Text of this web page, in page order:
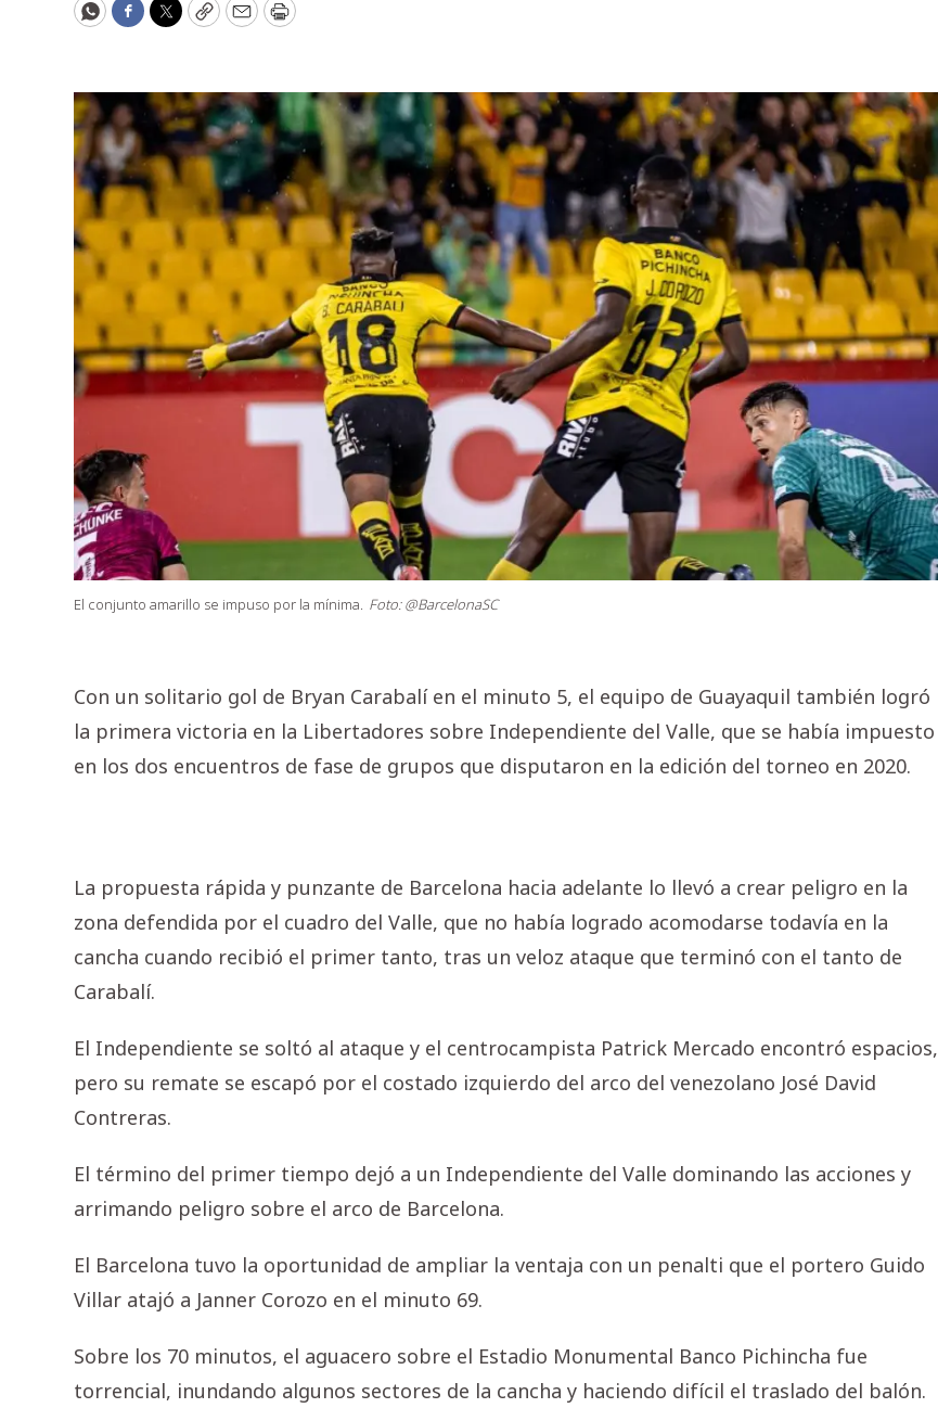
WhatsApp
Facebook
Twitter
CopyEmailPrint
El conjunto amarillo se impuso por la mínima. Foto: @BarcelonaSC
Con un solitario gol de Bryan Carabalí en el minuto 5, el equipo de Guayaquil también logró
la primera victoria en la Libertadores sobre Independiente del Valle, que se había impuesto
en los dos encuentros de fase de grupos que disputaron en la edición del torneo en 2020.
La propuesta rápida y punzante de Barcelona hacia adelante lo llevó a crear peligro en la
zona defendida por el cuadro del Valle, que no había logrado acomodarse todavía en la
cancha cuando recibió el primer tanto, tras un veloz ataque que terminó con el tanto de
Carabalí.
El Independiente se soltó al ataque y el centrocampista Patrick Mercado encontró espacios,
pero su remate se escapó por el costado izquierdo del arco del venezolano José David
Contreras.
El término del primer tiempo dejó a un Independiente del Valle dominando las acciones y
arrimando peligro sobre el arco de Barcelona.
El Barcelona tuvo la oportunidad de ampliar la ventaja con un penalti que el portero Guido
Villar atajó a Janner Corozo en el minuto 69.
Sobre los 70 minutos, el aguacero sobre el Estadio Monumental Banco Pichincha fue
torrencial, inundando algunos sectores de la cancha y haciendo difícil el traslado del balón.